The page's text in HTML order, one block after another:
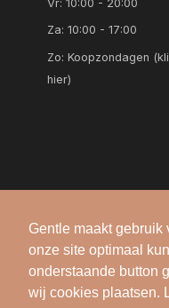
Gentle maakt gebruik
onze site optimaal
onderstaande button
wij cookies plaatsen.
Vr: 10:00 - 20:00
Za: 10:00 - 17:00
Zo:Koopzondagen
hier)